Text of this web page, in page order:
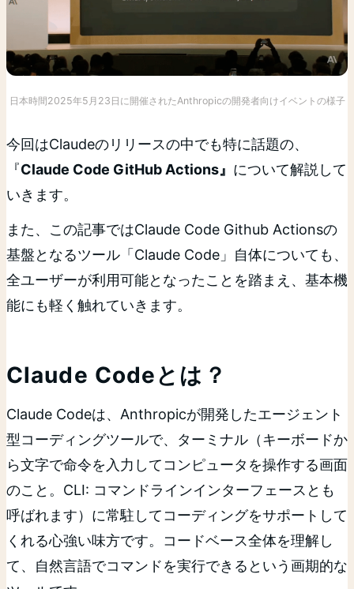
日本時間2025年5月23日に開催されたAnthropicの開発者向けイベントの様子
今回はClaudeのリリースの中でも特に話題の、
『Claude Code GitHub Actions』 について解説して
いきます。
また、この記事ではClaude Code Github Actionsの
基盤となるツール「Claude Code」自体についても、
全ユーザーが利用可能となったことを踏まえ、基本機
能にも軽く触れていきます。
Claude Codeとは？
Claude Codeは、Anthropicが開発したエージェント
型コーディングツールで、ターミナル（キーボードか
ら文字で命令を入力してコンピュータを操作する画面
のこと。CLI: コマンドラインインターフェースとも
呼ばれます）に常駐してコーディングをサポートして
くれる心強い味方です。コードベース全体を理解し
て、自然言語でコマンドを実行できるという画期的な